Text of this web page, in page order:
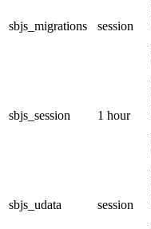
sbjs_migrations session
sbjs_session 1 hour
sbjs_udata session